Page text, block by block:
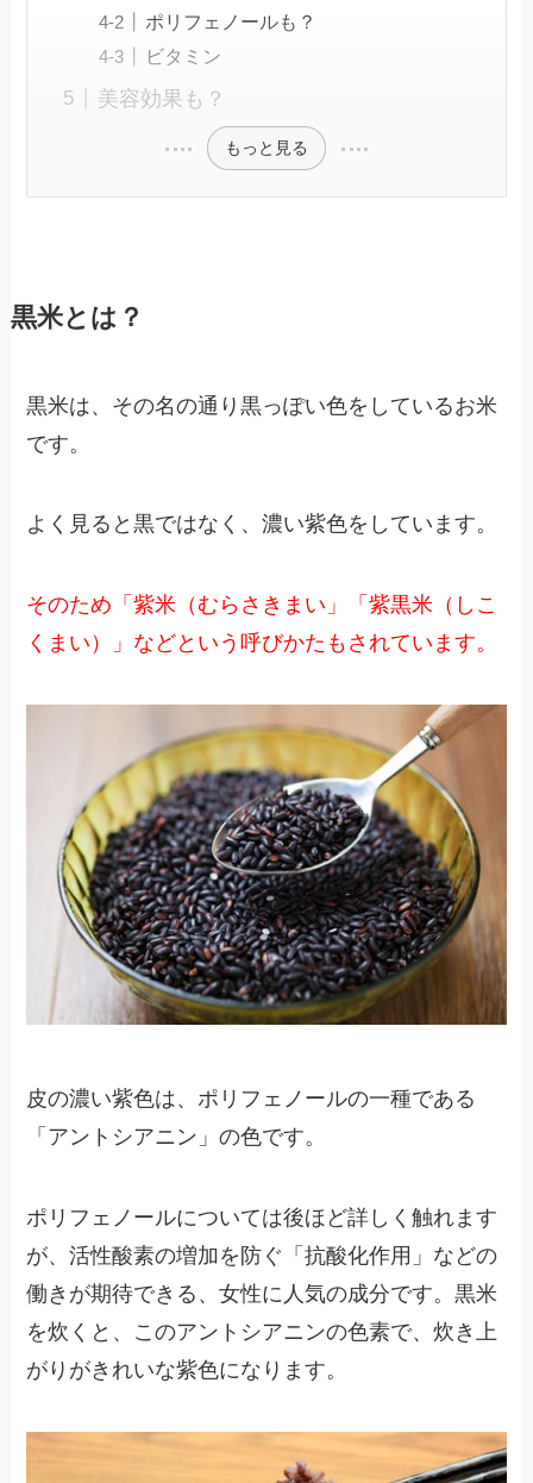
ポリフェノールも？
ビタミン
美容効果も？
もっと見る
黒米とは？
黒米は、その名の通り黒っぽい色をしているお米
です。
よく見ると黒ではなく、濃い紫色をしています。
そのため「紫米（むらさきまい」「紫黒米（しこ
くまい）」などという呼びかたもされています。
皮の濃い紫色は、ポリフェノールの一種である
「アントシアニン」の色です。
ポリフェノールについては後ほど詳しく触れます
が、活性酸素の増加を防ぐ「抗酸化作用」などの
働きが期待できる、女性に人気の成分です。黒米
を炊くと、このアントシアニンの色素で、炊き上
がりがきれいな紫色になります。